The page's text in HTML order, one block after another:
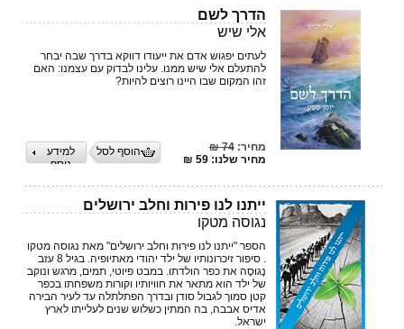
הדרך לשם
אלי שיש
לעתים יפגוש אדם את ייעודו דווקא בדרך שבה יבחר
להתעלם אלי שיש ממנו. עלינו לבדוק עם עצמנו: האם
זהו המקום שבו היינו רוצים להיות?
מחיר:74 ₪
מחיר שלנו: 59 ₪
למידע
נוסף
הוסף לסל
ייתנו לנו פירות וחלב ירושלים
נגוסה מטקו
הספר "ייתנו לנו פירות וחלב ירושלים" מאת נגוסה מטקו
. סיפור זיכרונותיו של ילד יהודי מאתיופיה. בגיל 8 עזב
נֶגוּסֶה את כפר הולדתו. במבט פיוטי, תמים, מרגש ונוקב
של ילד הוא מתאר את חוויותיו וקורות משפחתו בכפר
קטן סמוך לגבול סודן ובדרך הפתלתלה עד לעיר הבירה
אדיס אבבה, בה המתין כשלוש שנים לעלייתו לארץ
ישראל.